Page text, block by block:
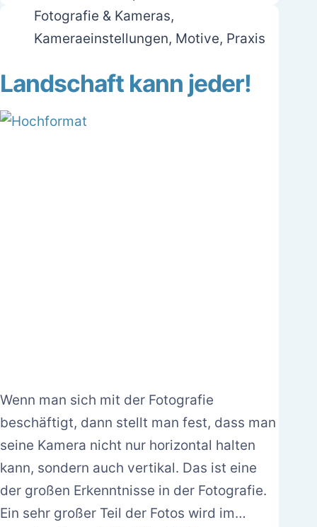
Fotografie & Kameras,
Kameraeinstellungen, Motive, Praxis
Landschaft kann jeder!
Wenn man sich mit der Fotografie
beschäftigt, dann stellt man fest, dass man
seine Kamera nicht nur horizontal halten
kann, sondern auch vertikal. Das ist eine
der großen Erkenntnisse in der Fotografie.
Ein sehr großer Teil der Fotos wird im…